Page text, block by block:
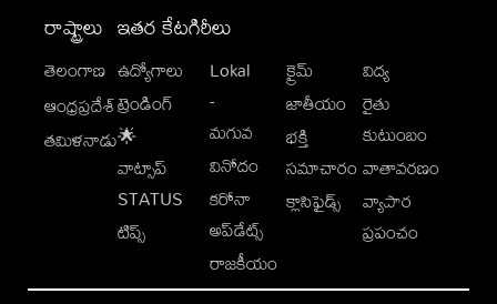
రాష్ట్రాలు
తెలంగాణ
ఆంధ్రప్రదేశ్
తమిళనాడు
ఇతర కేటగిరీలు
ఉద్యోగాలు
ట్రెండింగ్
🌟
వాట్సాప్
STATUS
టిప్స్
Lokal
-
మగువ
వినోదం
కరోనా
అప్‌డేట్స్
రాజకీయం
క్రైమ్
జాతీయం
భక్తి
సమాచారం
క్లాసిఫైడ్స్
విద్య
రైతు
కుటుంబం
వాతావరణం
వ్యాపార
ప్రపంచం